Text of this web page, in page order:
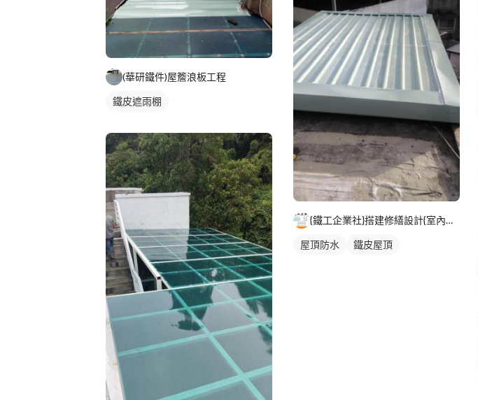
(華研鐵件)屋簷浪板工程
鐵皮遮雨棚
{鐵工企業社}搭建修繕設計{室內房屋修繕整修工程}$免費估價
屋頂防水 鐵皮屋頂